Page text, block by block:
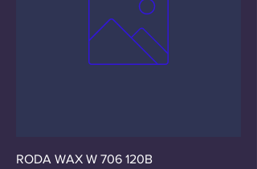
RODA WAX W 706 120B